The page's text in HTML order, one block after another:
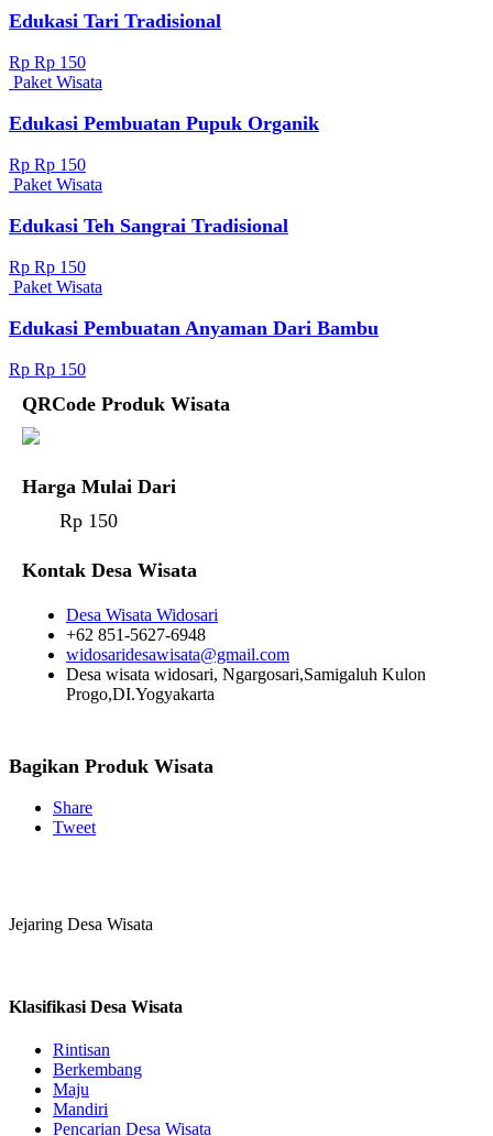
Edukasi Tari Tradisional
Rp Rp 150
Paket Wisata
Edukasi Pembuatan Pupuk Organik
Rp Rp 150
Paket Wisata
Edukasi Teh Sangrai Tradisional
Rp Rp 150
Paket Wisata
Edukasi Pembuatan Anyaman Dari Bambu
Rp Rp 150
QRCode Produk Wisata
Harga Mulai Dari
Rp 150
Kontak Desa Wisata
Desa Wisata Widosari
+62 851-5627-6948
widosaridesawisata@gmail.com
Desa wisata widosari, Ngargosari,Samigaluh Kulon
Progo,DI.Yogyakarta
Bagikan Produk Wisata
Share
Tweet
Jejaring Desa Wisata
Klasifikasi Desa Wisata
Rintisan
Berkembang
Maju
Mandiri
Pencarian Desa Wisata